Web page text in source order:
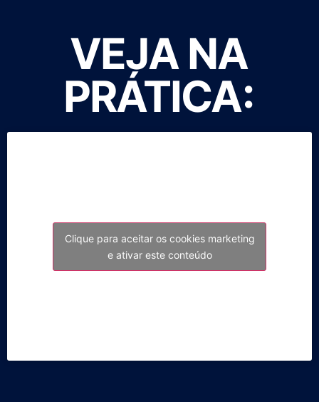
VEJA NA
PRÁTICA:
Clique para aceitar os cookies marketing
e ativar este conteúdo